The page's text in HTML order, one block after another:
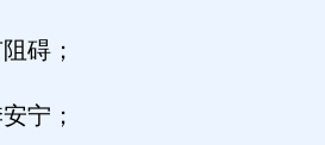
碍；
宁；